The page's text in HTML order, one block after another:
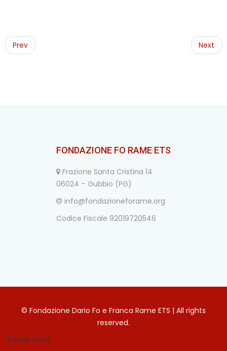
Post
navigation
Prev Next
FONDAZIONE FO RAME ETS
Frazione Santa Cristina 14
06024 – Gubbio (PG)
info@fondazioneforame.org
Codice Fiscale 92019720546
© Fondazione Dario Fo e Franca Rame ETS | All rights
reserved.
Privacy Policy